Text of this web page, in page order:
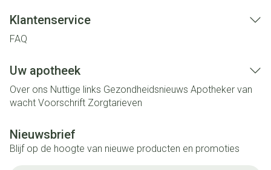
Klantenservice
FAQ
Uw apotheek
Over ons Nuttige links Gezondheidsnieuws Apotheker van
wacht Voorschrift Zorgtarieven
Nieuwsbrief
Blijf op de hoogte van nieuwe producten en promoties